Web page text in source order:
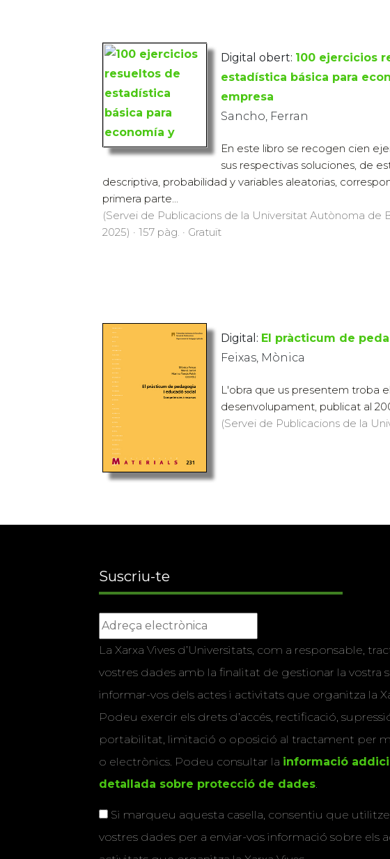
Digital obert: 100 ejercicios
estadística básica para
empresa
Sancho, Ferran
En este libro se recogen cien
sus respectivas soluciones, de
descriptiva, probabilidad y variables aleatorias,
primera parte...
(Servei de Publicacions de la Universitat Autònoma de
2025) · 157 pàg. · Gratuït
Digital: El pràcticum de
Feixas, Mònica
L'obra que us presentem troba
desenvolupament, publicat al
(Servei de Publicacions de la
Suscriu-te
La Xarxa Vives d’Universitats, com a responsable,
vostres dades amb la finalitat de gestionar la vostra
informar-vos dels actes i activitats que organitza la
Podeu exercir els drets d’accés, rectificació,
portabilitat, limitació o oposició al tractament per
o electrònics. Podeu consultar la informació
detallada sobre protecció de dades.
Si marqueu aquesta casella, consentiu que
vostres dades per a enviar-vos informació sobre els